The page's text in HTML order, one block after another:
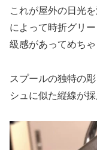
これが屋外の日光
によって時折グリ
級感があってめち
スプールの独特の
シュに似た縦線が採